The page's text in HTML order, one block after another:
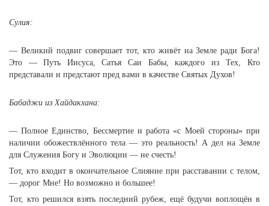
Сулия:
— Великий подвиг совершает тот, кто живёт на Земле ради Бога!
Это — Путь Иисуса, Сатья Саи Бабы, каждого из Тех, Кто
представали и предстают пред вами в качестве Святых Духов!
Бабаджи из Хайдакхана:
— Полное Единство, Бессмертие и работа «с Моей стороны» при
наличии обожествлённого тела — это реальность! А дел на Земле
для Служения Богу и Эволюции — не счесть!
Тот, кто входит в окончательное Слияние при расставании с телом,
— дорог Мне! Но возможно и большее!
Тот, кто решился взять последний рубеж, ещё будучи воплощён в